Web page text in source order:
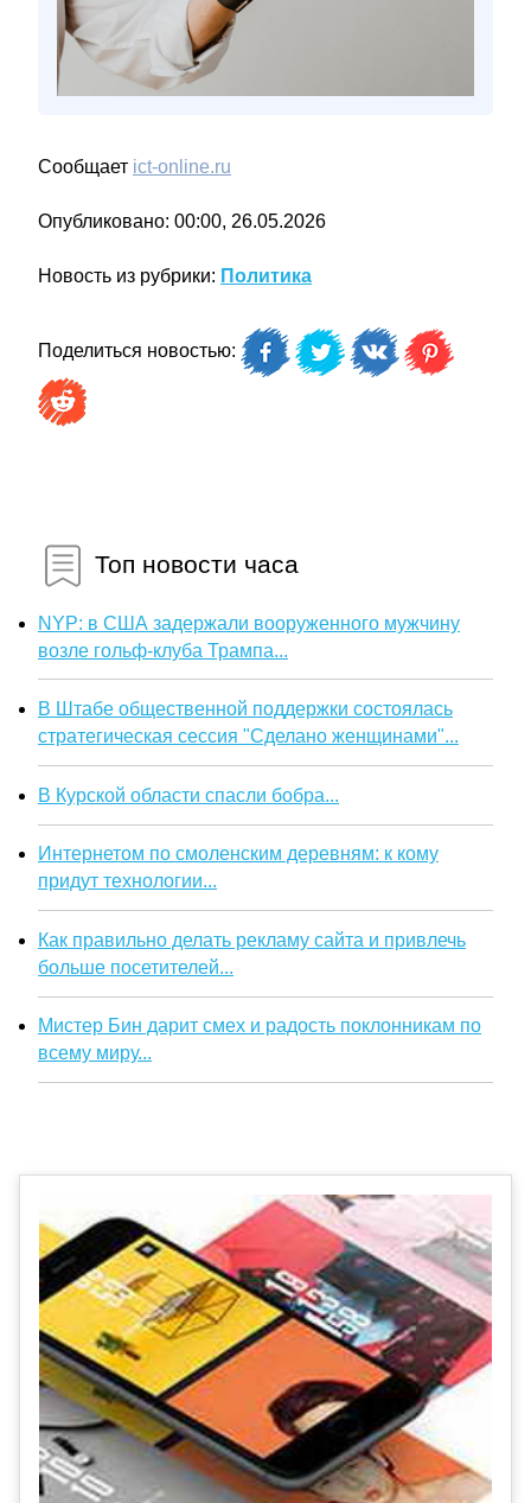
Сообщает ict-online.ru
Опубликовано: 00:00, 26.05.2026
Новость из рубрики: Политика
Поделиться новостью:
Топ новости часа
NYP: в США задержали вооруженного мужчину
возле гольф-клуба Трампа...
В Штабе общественной поддержки состоялась
стратегическая сессия "Сделано женщинами"...
В Курской области спасли бобра...
Интернетом по смоленским деревням: к кому
придут технологии...
Как правильно делать рекламу сайта и привлечь
больше посетителей...
Мистер Бин дарит смех и радость поклонникам по
всему миру...